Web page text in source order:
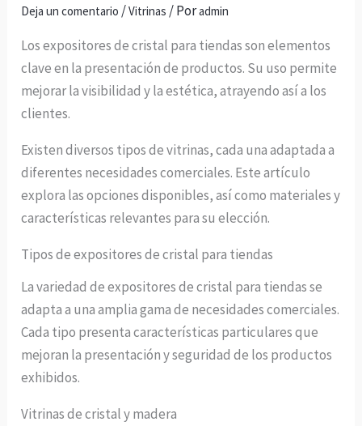
Deja un comentario /Vitrinas / Poradmin
Los expositores de cristal para tiendas son elementos
clave en la presentación de productos. Su uso permite
mejorar la visibilidad y la estética, atrayendo así a los
clientes.
Existen diversos tipos de vitrinas, cada una adaptada a
diferentes necesidades comerciales. Este artículo
explora las opciones disponibles, así como materiales y
características relevantes para su elección.
Tipos de expositores de cristal para tiendas
La variedad de expositores de cristal para tiendas se
adapta a una amplia gama de necesidades comerciales.
Cada tipo presenta características particulares que
mejoran la presentación y seguridad de los productos
exhibidos.
Vitrinas de cristal y madera